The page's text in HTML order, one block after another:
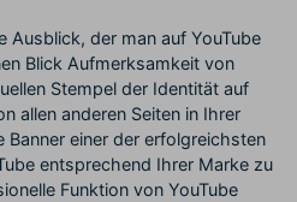
Freunde-werben-
Programm
An Freunde empfehlen,
Belohnungen erhalten
Affiliate-Programm
Schalten Sie Partnerschaften
Ausblick, der man auf YouTube
Blick Aufmerksamkeit von
Stempel der Identität auf
allen anderen Seiten in Ihrer
Banner einer der erfolgreichsten
entsprechend Ihrer Marke zu
Funktion von YouTube